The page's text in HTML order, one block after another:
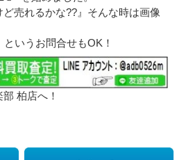
ど売れるかな??』そんな時は画像
というお問合せもOK！
柏店へ！